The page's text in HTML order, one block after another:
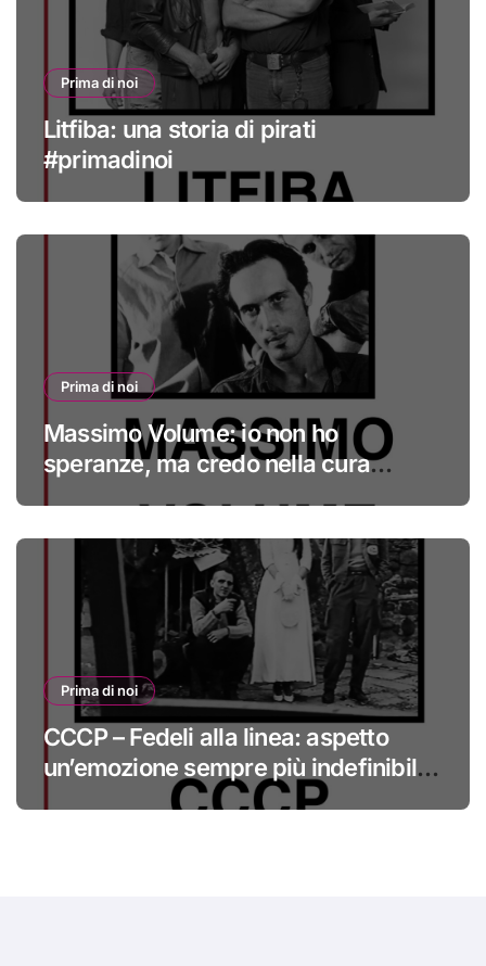
Prima di noi
Litfiba: una storia di pirati
#primadinoi
Prima di noi
Massimo Volume: io non ho
speranze, ma credo nella cura
Prima di noi
CCCP – Fedeli alla linea: aspetto
un’emozione sempre più indefinibile
#primadinoi